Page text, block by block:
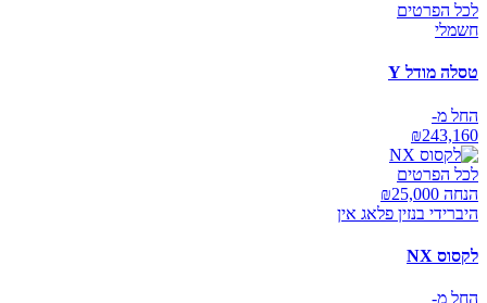
לכל הפרטים
חשמלי
טסלה מודל Y
החל מ-
₪243,160
לכל הפרטים
הנחה ₪ 25,000
היברידי בנזין פלאג אין
לקסוס NX
החל מ-